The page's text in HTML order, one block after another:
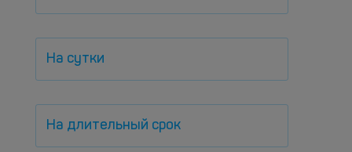
На сутки
На длительный срок